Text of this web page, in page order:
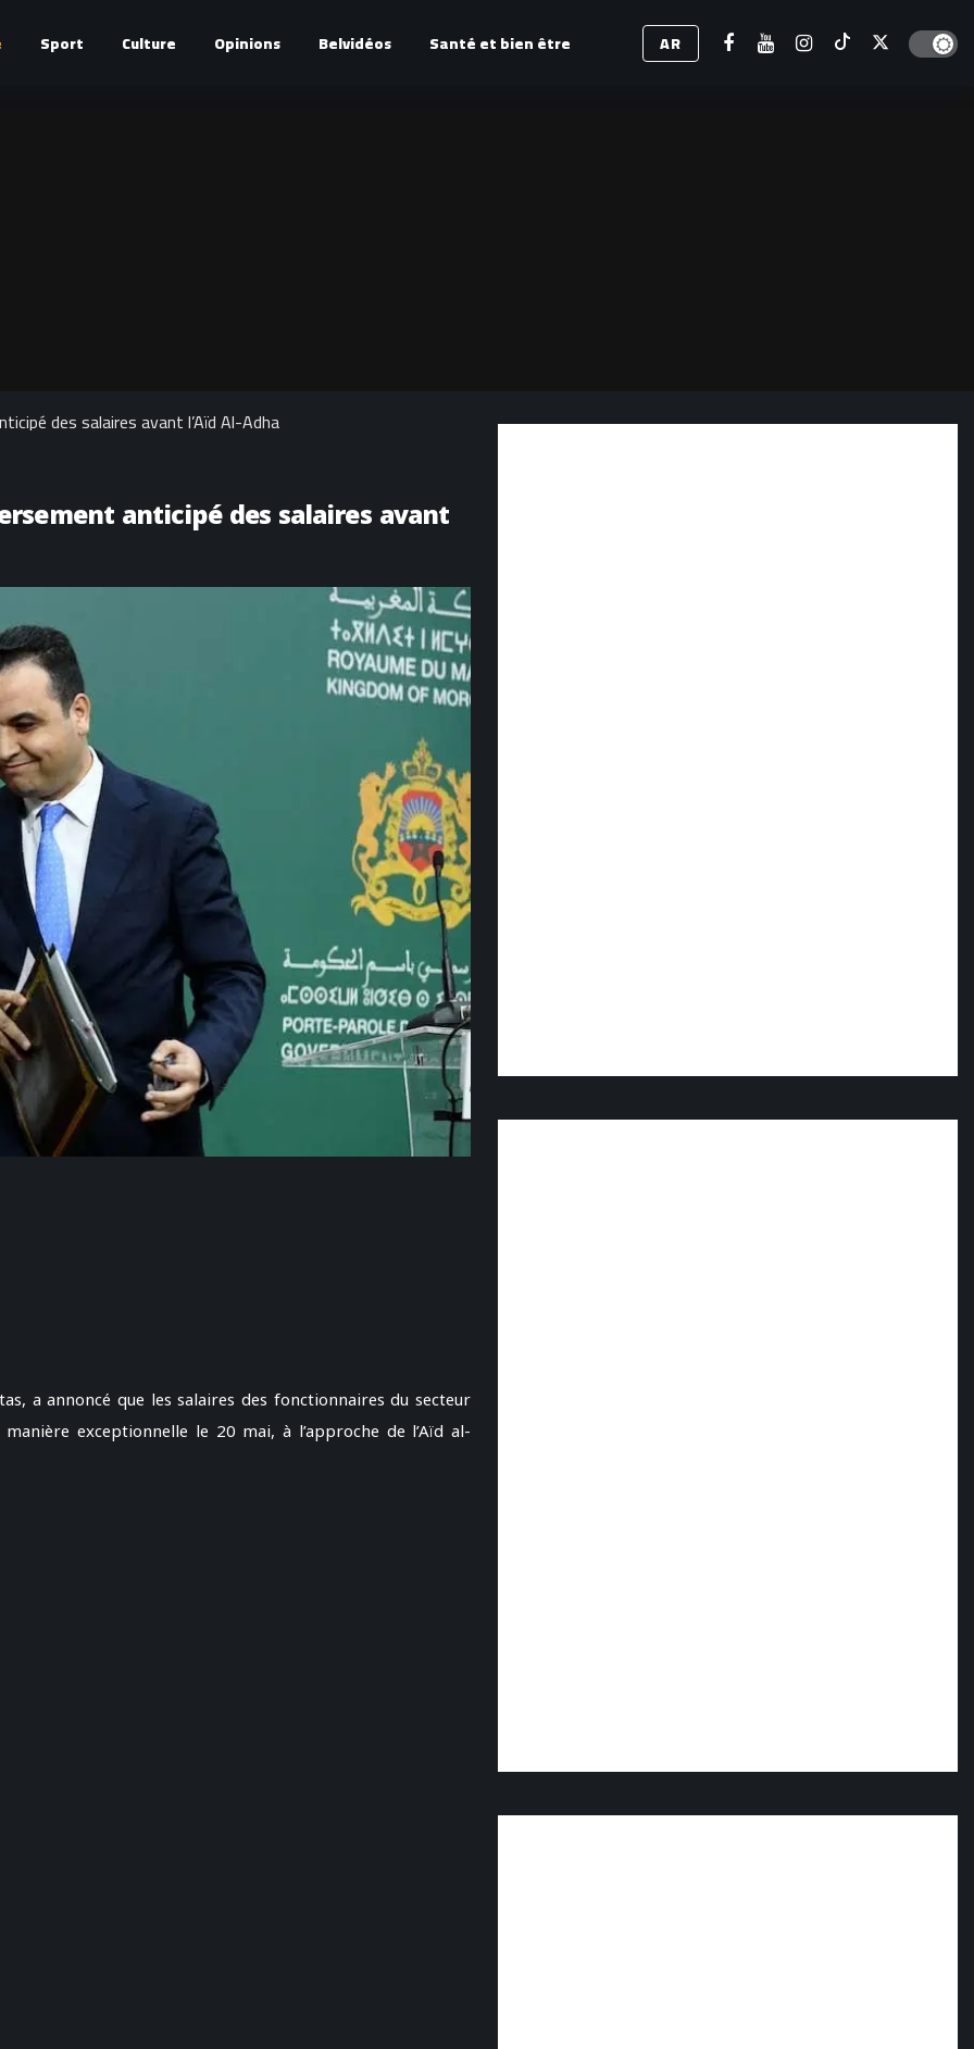
Sport Culture Opinions Belvidéos Santé et bien être AR Dark
des salaires avant l’Aïd Al-Adha
anticipé des salaires avant
a annoncé que les salaires des fonctionnaires du secteur
exceptionnelle le 20 mai, à l’approche de l’Aïd al-